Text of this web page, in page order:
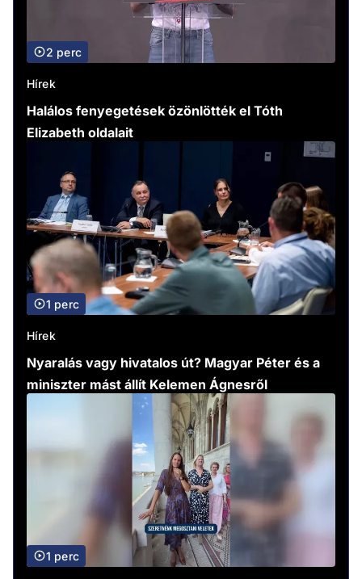
2 perc
Hírek
Halálos fenyegetések özönlötték el Tóth
Elizabeth oldalait
1 perc
Hírek
Nyaralás vagy hivatalos út? Magyar Péter és a
miniszter mást állít Kelemen Ágnesről
1 perc